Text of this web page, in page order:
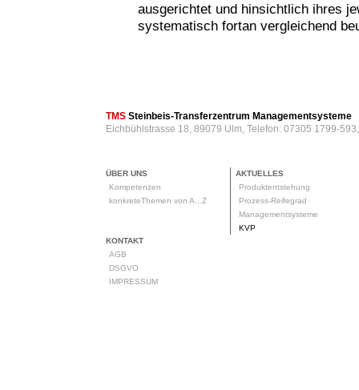
ausgerichtet und hinsichtlich ihres
systematisch fortan vergleichend
TMS Steinbeis-Transferzentrum Managementsysteme
Eichbühlstrasse 18, 89079 Ulm, Telefon: 07305 1799-
ÜBER UNS
Kompetenzen
konkreteThemen von A...Z
AKTUELLES
Produktentstehung
Prozess-Reifegrad
Managementsysteme
KVP
KONTAKT
AGB
DSGVO
IMPRESSUM